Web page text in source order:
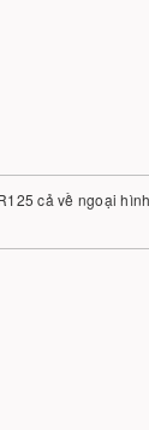
cả về ngoại